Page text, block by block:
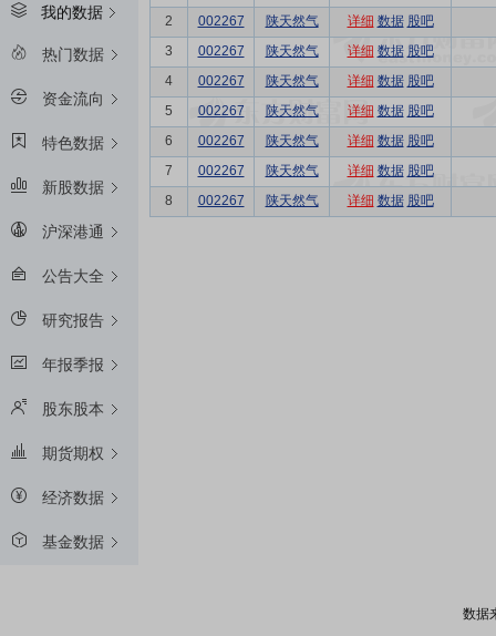
我的数据
热门数据
资金流向
特色数据
新股数据
沪深港通
公告大全
研究报告
年报季报
股东股本
期货期权
经济数据
基金数据
2
002267 陕天然气 详细 数据 股吧
3
002267 陕天然气 详细 数据 股吧
4
002267 陕天然气 详细 数据 股吧
5
002267 陕天然气 详细 数据 股吧
6
002267 陕天然气 详细 数据 股吧
7
002267 陕天然气 详细 数据 股吧
8
002267 陕天然气 详细 数据 股吧
数据